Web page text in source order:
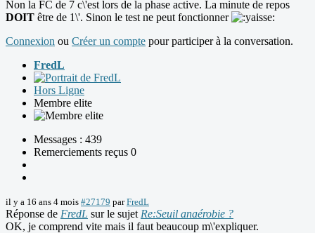
Non la FC de 7 c\'est lors de la phase active. La minute de repos
DOIT être de 1\'. Sinon le test ne peut fonctionner
Connexion ou Créer un compte pour participer à la conversation.
FredL
Hors Ligne
Membre elite
Messages : 439
Remerciements reçus 0
il y a 16 ans 4 mois #27179 parFredL
Réponse de FredL sur le sujet Re:Seuil anaérobie ?
OK, je comprend vite mais il faut beaucoup m\'expliquer.